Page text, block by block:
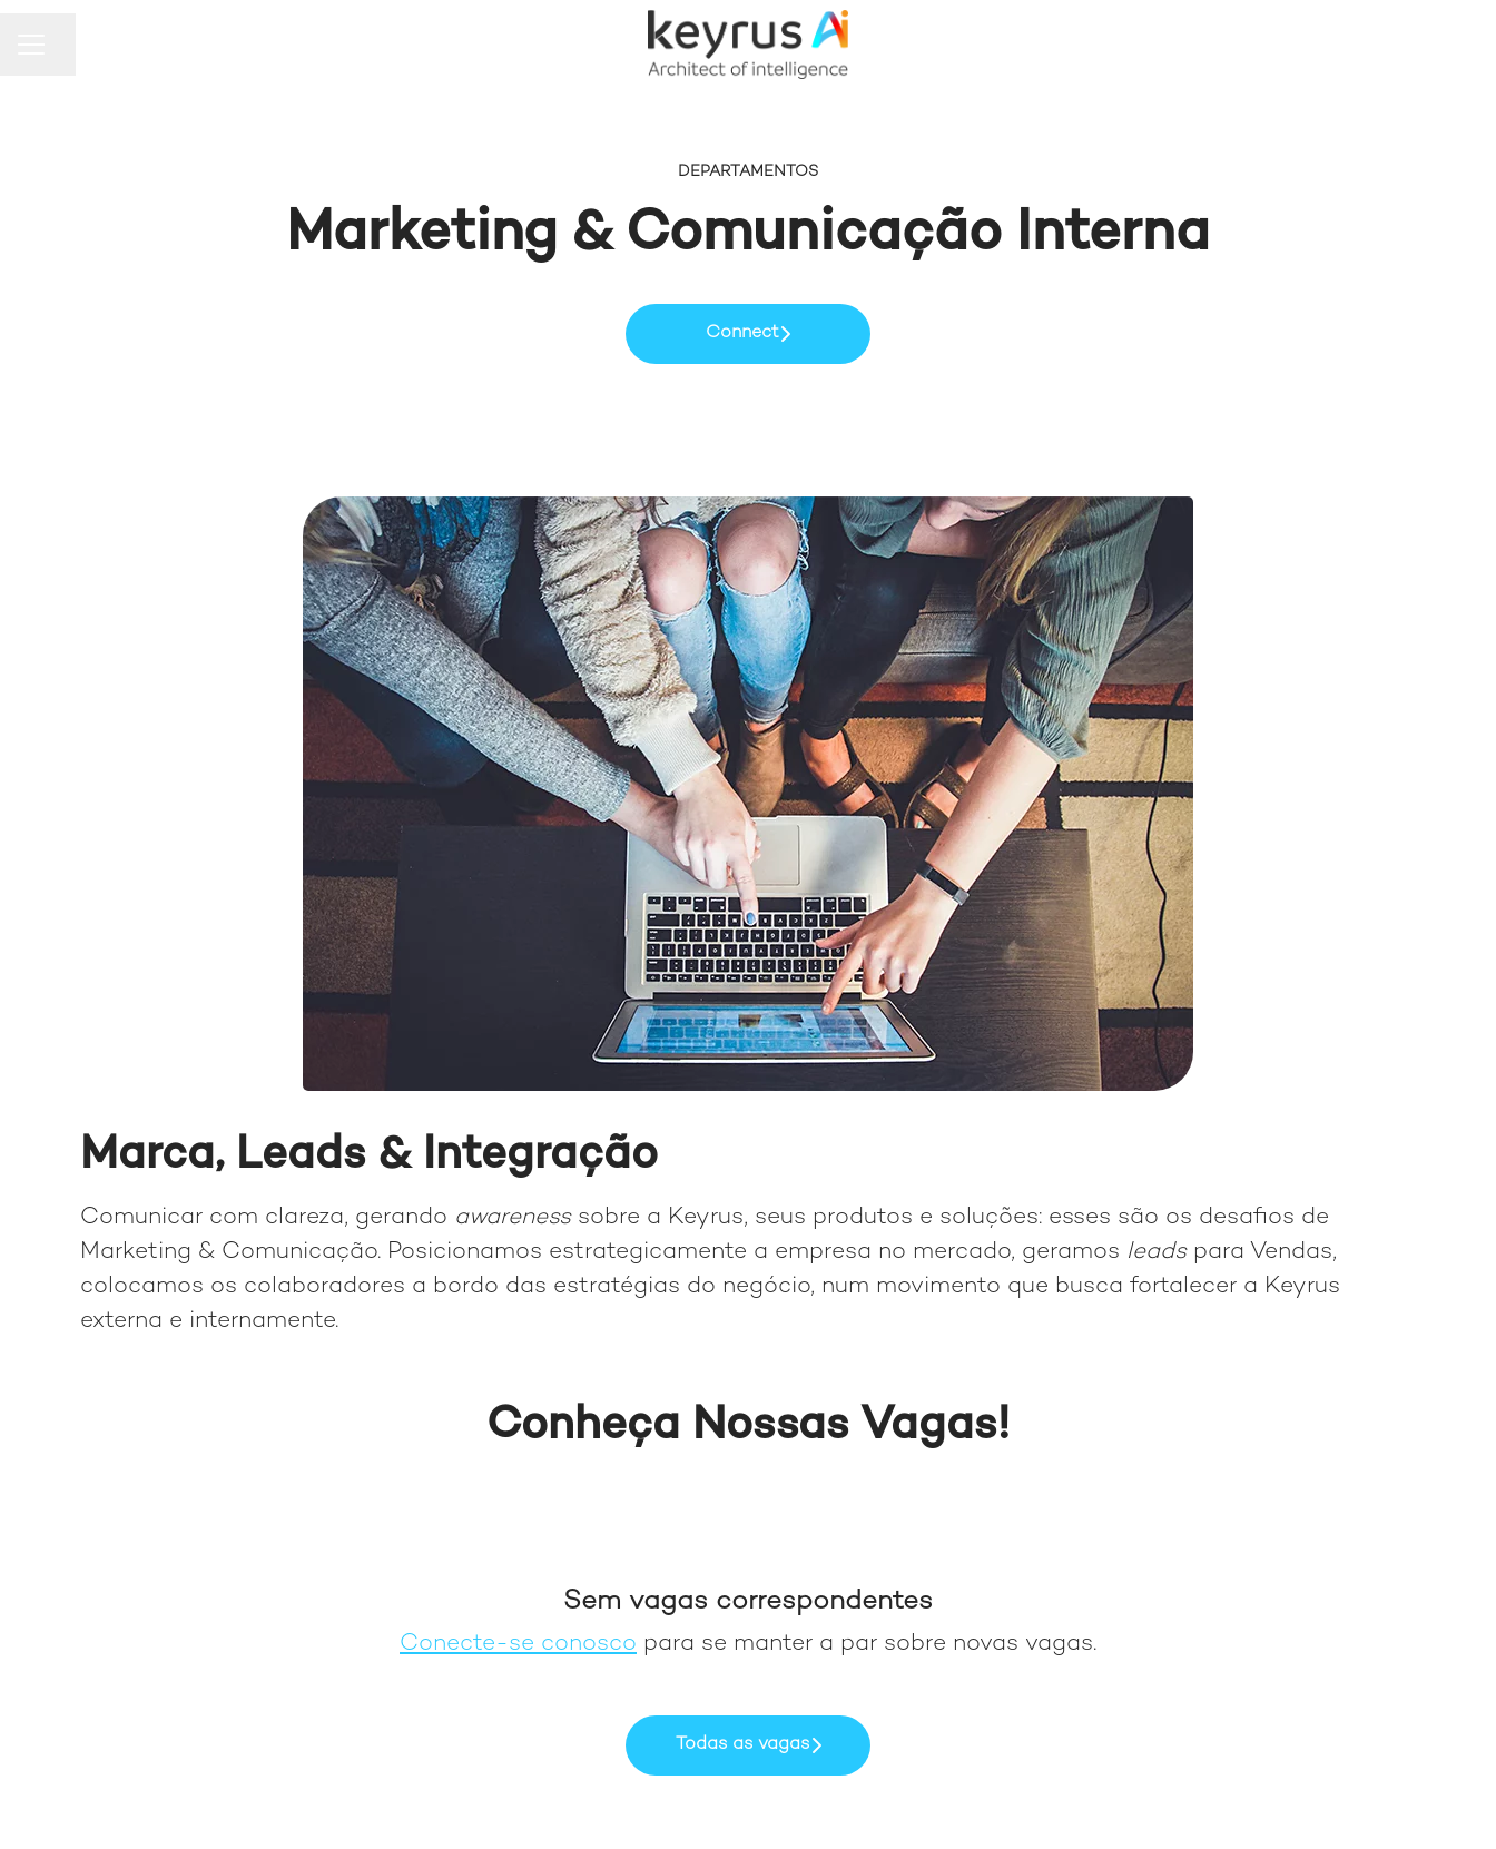
DEPARTAMENTOS
Marketing & Comunicação Interna
Connect
Marca, Leads & Integração
Comunicar com clareza, gerando awarenesssobre a Keyrus, seus produtos e soluções: esses são os desafios de
Marketing & Comunicação. Posicionamos estrategicamente a empresa no mercado, geramos leadspara Vendas,
colocamos os colaboradores a bordo das estratégias do negócio, num movimento que busca fortalecer a Keyrus
externa e internamente.
Conheça Nossas Vagas!
Sem vagas correspondentes
Conecte-se conosco para se manter a par sobre novas vagas.
Todas as vagas